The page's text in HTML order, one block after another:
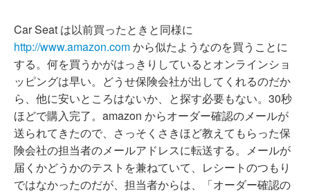
Car Seat は以前買ったときと同様に
http://www.amazon.comから似たようなのを買うことに
する。何を買うかがはっきりしているとオンラインショ
ッピングは早い。どうせ保険会社が出してくれるのだか
ら、他に安いところはないか、と探す必要もない。30秒
ほどで購入完了。amazon からオーダー確認のメールが
送られてきたので、さっそくさきほど教えてもらった保
険会社の担当者のメールアドレスに転送する。メールが
届くかどうかのテストを兼ねていて、レシートのつもり
ではなかったのだが、担当者からは、「オーダー確認の